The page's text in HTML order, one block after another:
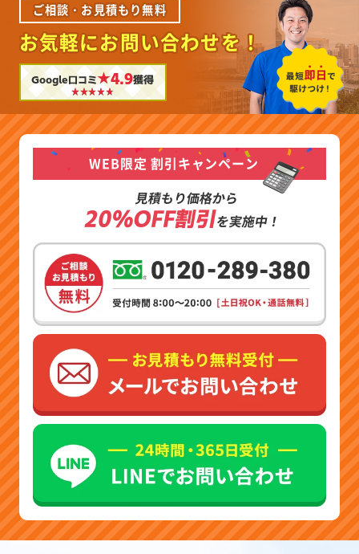
ご相談・お見積もり無料
お気軽にお問い合わせを！
Google口コミ★4.9獲得
WEB限定 割引キャンペーン
見積もり価格から
20%OFF割引を実施中！